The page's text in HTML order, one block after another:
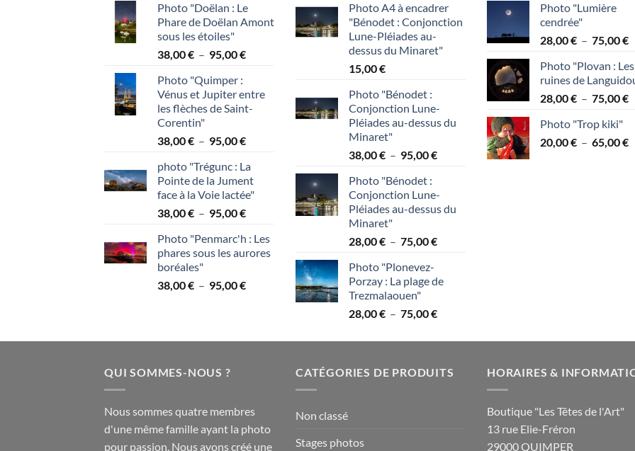
Photo "Doëlan : Le
Phare de Doëlan Amont
sous les étoiles"
38,00€ – 95,00€Plage
38,00 €
à
Photo "Quimper :
Vénus et Jupiter entre
les flèches de Saint-
Corentin"
38,00€ – 95,00€Plage
prix :
38,00 €
à
95,00 €
photo "Trégunc : La
Pointe de la Jument
face à la Voie lactée"
38,00€ – 95,00€Plage
prix :
38,00 €
95,00 €
Photo "Penmarc'h : Les
phares sous les aurores
boréales"
38,00€ – 95,00€Plage
à
Photo A4 à encadrer
"Bénodet : Conjonction
Lune-Pléiades au-
dessus du Minaret"
15,00€
Photo "Bénodet :
Conjonction Lune-
Pléiades au-dessus du
Minaret"
38,00€ – 95,00€Plage
38,00 €
à
Photo "Bénodet :
Conjonction Lune-
Pléiades au-dessus du
Minaret"
28,00€ – 75,00€Plage
28,00 €
75,00 €
Photo "Plonevez-
Porzay : La plage de
Trezmalaouen"
28,00€ – 75,00€Plage
prix :
à
Photo "Lumière
cendrée"
28,00€ – 75,00€
à
Photo "Plovan : Les
ruines de
28,00€ – 75,00€
Photo "Trop kiki"
20,00€ – 65,00€
QUI SOMMES-NOUS ?
Nous sommes quatre membres
d'une même famille ayant la photo
pour passion. Nous avons créé une
CATÉGORIES DE PRODUITS
Non classé
Stages photos
HORAIRES &
Boutique "Les Têtes de l'Art"
13 rue Elie-Fréron
29000 QUIMPER